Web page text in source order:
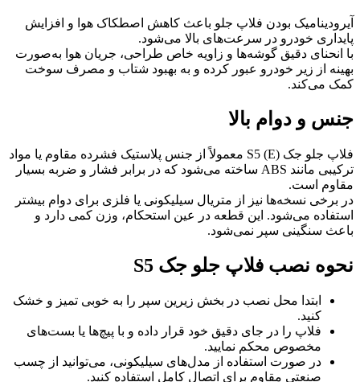
آیرودینامیک بودن فلاپ جلو باعث کاهش اصطکاک هوا و افزایش
پایداری خودرو در سرعت‌های بالا می‌شود.
با انحنای دقیق گوشه‌ها و زاویه خاص طراحی، جریان هوا به‌صورت
بهینه از زیر خودرو عبور کرده و به بهبود شتاب و مصرف سوخت
کمک می‌کند.
جنس و دوام بالا
فلاپ جلو جک S5 (E) معمولاً از جنس پلاستیک فشرده مقاوم یا مواد
ترکیبی مانند ABS ساخته می‌شود که در برابر فشار و ضربه بسیار
مقاوم است.
در برخی نسخه‌ها نیز از متریال سیلیکونی یا فلزی برای دوام بیشتر
استفاده می‌شود. این قطعه در عین استحکام، وزن کمی دارد و
باعث سنگینی سپر نمی‌شود.
نحوه نصب فلاپ جلو جک S5
ابتدا محل نصب در بخش زیرین سپر را به خوبی تمیز و خشک
کنید.
فلاپ را در جای دقیق خود قرار داده و با پیچ‌ها یا بست‌های
مخصوص محکم نمایید.
در صورت استفاده از مدل‌های سیلیکونی، می‌توانید از چسب
صنعتی مقاوم برای اتصال کامل استفاده کنید.